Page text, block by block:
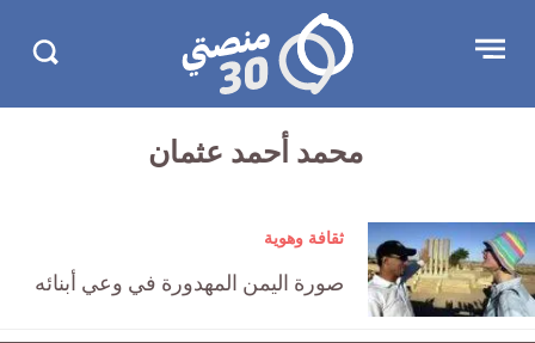
الإعلان
منصتي
30
محمد أحمد عثمان
ثقافة وهوية
صورة اليمن المهدورة في وعي أبنائه